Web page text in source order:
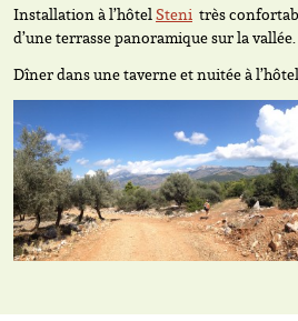
Installation à l’hôtelSteni très
d’une terrasse panoramique sur la vallée.
Dîner dans une taverne et nuitée à l’hôtel